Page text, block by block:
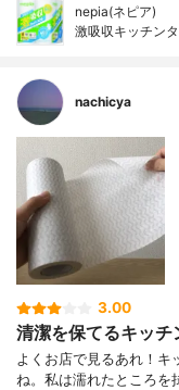
nepia(ネピア)
激吸収キッチン
nachicya
3.00
清潔を保てるキッチ
よくお店で見るあれ！キ
ね。私は濡れたところを